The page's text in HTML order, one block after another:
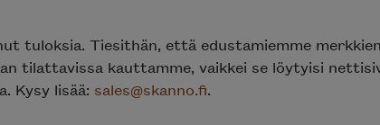
tuloksia. Tiesithän, että edustamiemme
tilattavissa kauttamme, vaikkei se löytyisi
Kysy lisää: sales@skanno.fi.